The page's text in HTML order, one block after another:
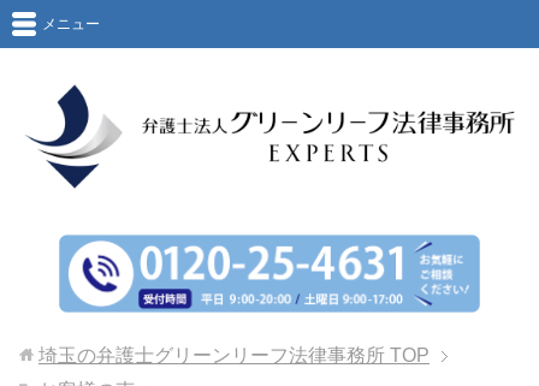
メニュー
埼玉の弁護士グリーンリーフ法律事務所 TOP